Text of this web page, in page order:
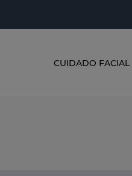
CUIDADO FACIAL